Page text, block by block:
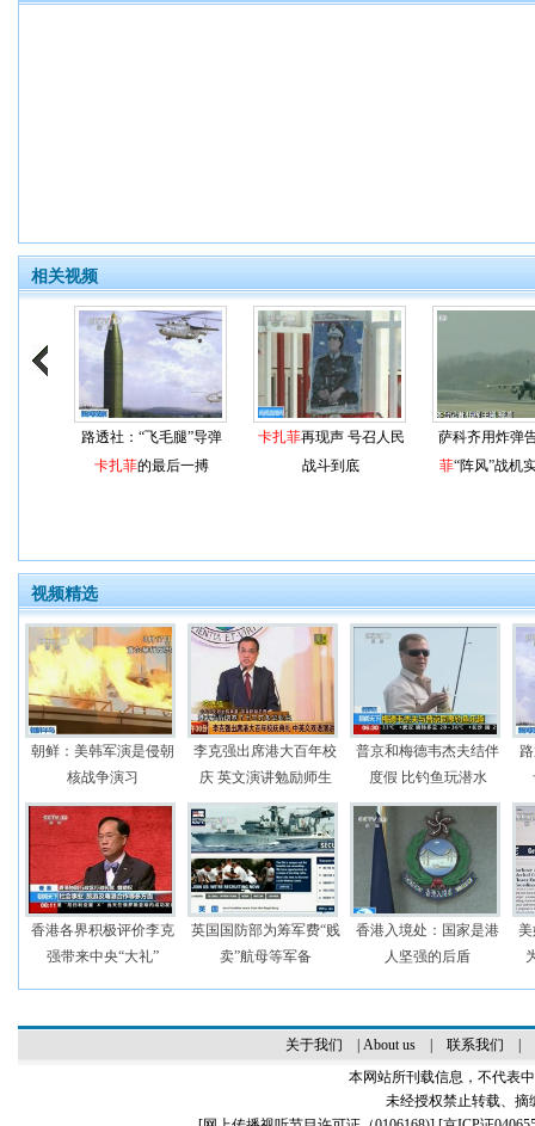
相关视频
路透社：“飞毛腿”导弹
卡扎菲的最后一搏
卡扎菲再现声 号召人民
战斗到底
萨科齐用炸弹
菲“阵风”战机
视频精选
朝鲜：美韩军演是侵朝
核战争演习
李克强出席港大百年校
庆 英文演讲勉励师生
普京和梅德韦杰夫结伴
度假 比钓鱼玩潜水
香港各界积极评价李克
强带来中央“大礼”
英国国防部为筹军费“贱
卖”航母等军备
香港入境处：国家是港
人坚强的后盾
关于我们 About us| 联系我们
本网站所刊载信息，不代表
未经授权禁止转载、摘